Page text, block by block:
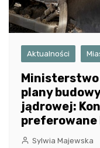
Aktualności
Ministerstwo
plany
jądrowej:
Sylwia Majewska